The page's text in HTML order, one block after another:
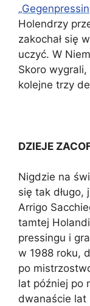
Holendrzy
zakochał się
uczyć. W
Skoro
kolejne trzy
DZIEJE
Nigdzie na
się tak długo,
Arrigo
tamtej
pressingu i
w 1988 roku,
po
lat później po
dwanaście lat